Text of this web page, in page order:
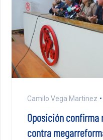
Camilo Vega Martinez
Oposición confirma
contra